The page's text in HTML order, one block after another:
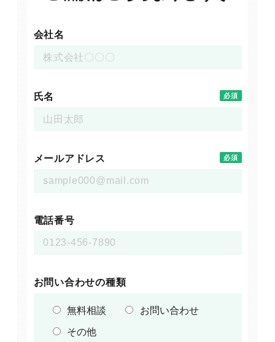
会社名
氏名 必須
メールアドレス 必須
電話番号
お問い合わせの種類
無料相談
お問い合わせ
その他